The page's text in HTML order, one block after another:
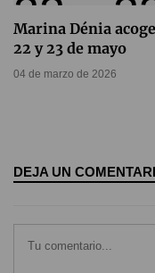
Marina Dénia
22 y 23 de mayo
04 de marzo de 2026
DEJA UN